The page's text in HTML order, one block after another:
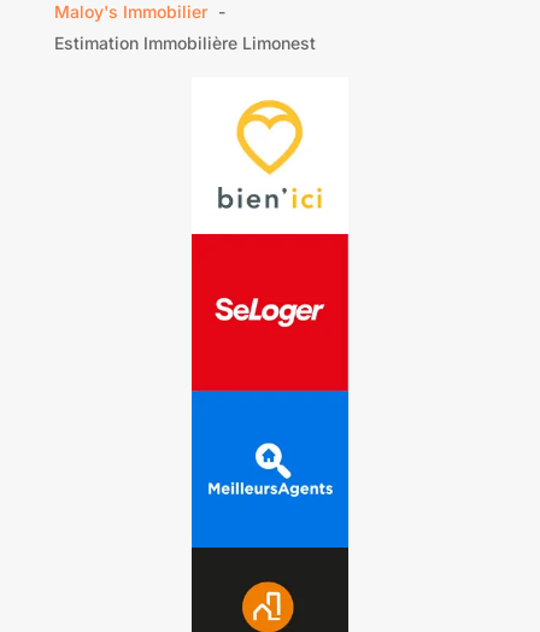
Maloy's Immobilier
Estimation Immobilière Limonest